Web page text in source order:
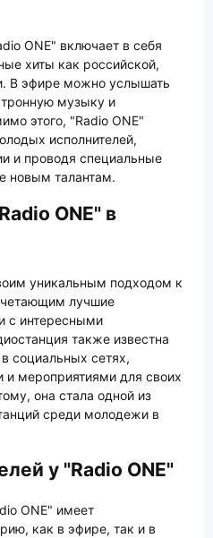
ONE" включает в себя
хиты как российской,
В эфире можно услышать
музыку и
этого, "Radio ONE"
исполнителей,
и проводя специальные
новым талантам.
ONE" в
уникальным подходом к
лучшие
с интересными
также известна
социальных сетях,
мероприятиями для своих
она стала одной из
среди молодежи в
у "Radio ONE"
ONE" имеет
как в эфире, так и в